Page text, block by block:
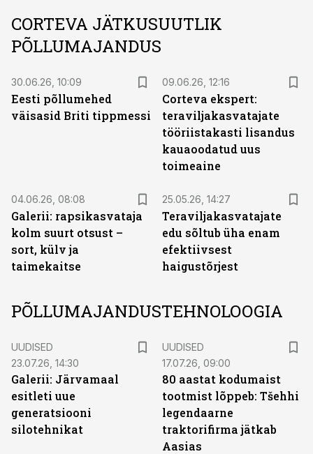
CORTEVA JÄTKUSUUTLIK
PÕLLUMAJANDUS
30.06.26, 10:09
Eesti põllumehed
väisasid Briti tippmessi
09.06.26, 12:16
Corteva ekspert:
teraviljakasvatajate
tööriistakasti lisandus
kauaoodatud uus
toimeaine
04.06.26, 08:08
Galerii: rapsikasvataja
kolm suurt otsust –
sort, külv ja
taimekaitse
25.05.26, 14:27
Teraviljakasvatajate
edu sõltub üha enam
efektiivsest
haigustõrjest
PÕLLUMAJANDUSTEHNOLOOGIA
UUDISED
23.07.26, 14:30
Galerii: Järvamaal
esitleti uue
generatsiooni
silotehnikat
UUDISED
17.07.26, 09:00
80 aastat kodumaist
tootmist lõppeb: Tšehhi
legendaarne
traktorifirma jätkab
Aasias